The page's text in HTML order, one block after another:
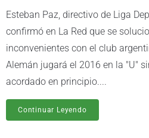
Esteban Paz, directivo de Liga
confirmó en La Red que se
inconvenientes con el club
Alemán jugará el 2016 en la "U"
acordado en principio....
Continuar Leyendo